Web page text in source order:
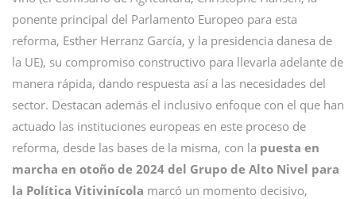
ponente principal del Parlamento Europeo para esta
reforma, Esther Herranz García, y la presidencia danesa de
la UE), su compromiso constructivo para llevarla adelante de
manera rápida, dando respuesta así a las necesidades del
sector. Destacan además el inclusivo enfoque con el que han
actuado las instituciones europeas en este proceso de
reforma, desde las bases de la misma, con la puesta en
marcha en otoño de 2024 del Grupo de Alto Nivel para
la Política Vitivinícola marcó un momento decisivo,